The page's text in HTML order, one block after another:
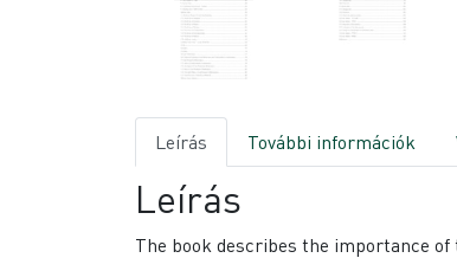
Leírás További információk
Leírás
The book describes the importance